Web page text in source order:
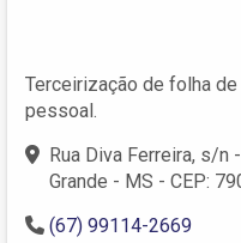
Terceirização de folha
pessoal.
Rua Diva Ferreira, s/n
Grande - MS - CEP:
(67) 99114-2669